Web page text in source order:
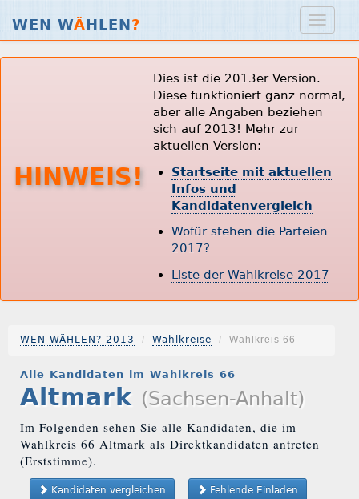
WEN WÄHLEN?
HINWEIS!
Dies ist die 2013er Version.
Diese funktioniert ganz normal,
aber alle Angaben beziehen
sich auf 2013! Mehr zur
aktuellen Version:
Startseite mit aktuellen
Infos und
Kandidatenvergleich
Wofür stehen die Parteien
2017?
Liste der Wahlkreise 2017
WEN WÄHLEN? 2013 Wahlkreise Wahlkreis 66
Alle Kandidaten im Wahlkreis 66
Altmark (Sachsen-Anhalt)
Im Folgenden sehen Sie alle Kandidaten, die im
Wahlkreis 66 Altmark als Direktkandidaten antreten
(Erststimme).
Kandidaten vergleichen Fehlende Einladen